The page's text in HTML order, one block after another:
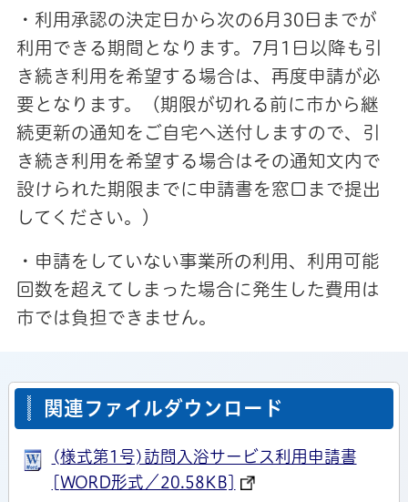
・利用承認の決定日から次の6月30日までが
利用できる期間となります。7月1日以降も引
き続き利用を希望する場合は、再度申請が必
要となります。（期限が切れる前に市から継
続更新の通知をご自宅へ送付しますので、引
き続き利用を希望する場合はその通知文内で
設けられた期限までに申請書を窓口まで提出
してください。）
・申請をしていない事業所の利用、利用可能
回数を超えてしまった場合に発生した費用は
市では負担できません。
関連ファイルダウンロード
(様式第1号)訪問入浴サービス利用申請書
[WORD形式／20.58KB]